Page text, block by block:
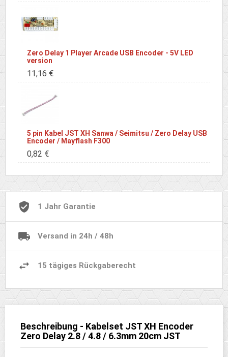
Zero Delay 1 Player Arcade USB Encoder - 5V LED
version
11,16 €
5 pin Kabel JST XH Sanwa / Seimitsu / Zero Delay USB
Encoder / Mayflash F300
0,82 €
1 Jahr Garantie
Versand in 24h / 48h
15 tägiges Rückgaberecht
Beschreibung - Kabelset JST XH Encoder
Zero Delay 2.8 / 4.8 / 6.3mm 20cm JST